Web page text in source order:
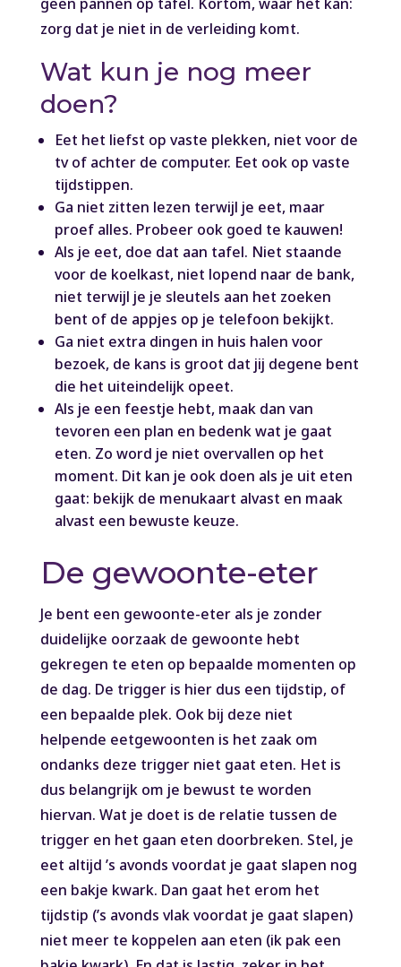
zorg dat je niet in de verleiding komt.
Wat kun je nog meer
doen?
Eet het liefst op vaste plekken, niet voor de
tv of achter de computer. Eet ook op vaste
tijdstippen.
Ga niet zitten lezen terwijl je eet, maar
proef alles. Probeer ook goed te kauwen!
Als je eet, doe dat aan tafel. Niet staande
voor de koelkast, niet lopend naar de bank,
niet terwijl je je sleutels aan het zoeken
bent of de appjes op je telefoon bekijkt.
Ga niet extra dingen in huis halen voor
bezoek, de kans is groot dat jij degene bent
die het uiteindelijk opeet.
Als je een feestje hebt, maak dan van
tevoren een plan en bedenk wat je gaat
eten. Zo word je niet overvallen op het
moment. Dit kan je ook doen als je uit eten
gaat: bekijk de menukaart alvast en maak
alvast een bewuste keuze.
De gewoonte-eter
Je bent een gewoonte-eter als je zonder
duidelijke oorzaak de gewoonte hebt
gekregen te eten op bepaalde momenten op
de dag. De trigger is hier dus een tijdstip, of
een bepaalde plek. Ook bij deze niet
helpende eetgewoonten is het zaak om
ondanks deze trigger niet gaat eten. Het is
dus belangrijk om je bewust te worden
hiervan. Wat je doet is de relatie tussen de
trigger en het gaan eten doorbreken. Stel, je
eet altijd ’s avonds voordat je gaat slapen nog
een bakje kwark. Dan gaat het erom het
tijdstip (’s avonds vlak voordat je gaat slapen)
niet meer te koppelen aan eten (ik pak een